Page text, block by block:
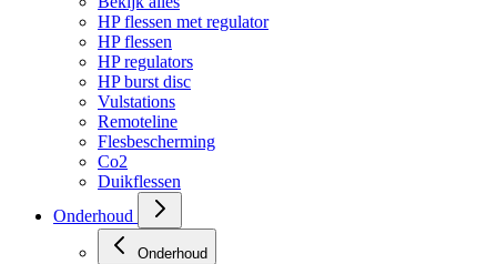
HP flessen met regulator
HP flessen
HP regulators
HP burst disc
Vulstations
Remoteline
Flesbescherming
Co2
Duikflessen
Onderhoud
Onderhoud